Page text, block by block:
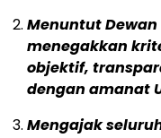
Menuntut
menegakkan
objektif,
dengan amanat
Mengajak